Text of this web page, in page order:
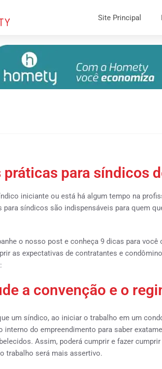
Site Principal
práticas para síndicos
iniciante ou está há algum tempo na
para síndicos são indispensáveis para quem
o nosso post e conheça 9 dicas para
as expectativas de contratantes e
a convenção e o
um síndico, ao iniciar o trabalho em um
interno do empreendimento para saber
Assim, poderá cumprir e fazer
trabalho será mais assertivo.